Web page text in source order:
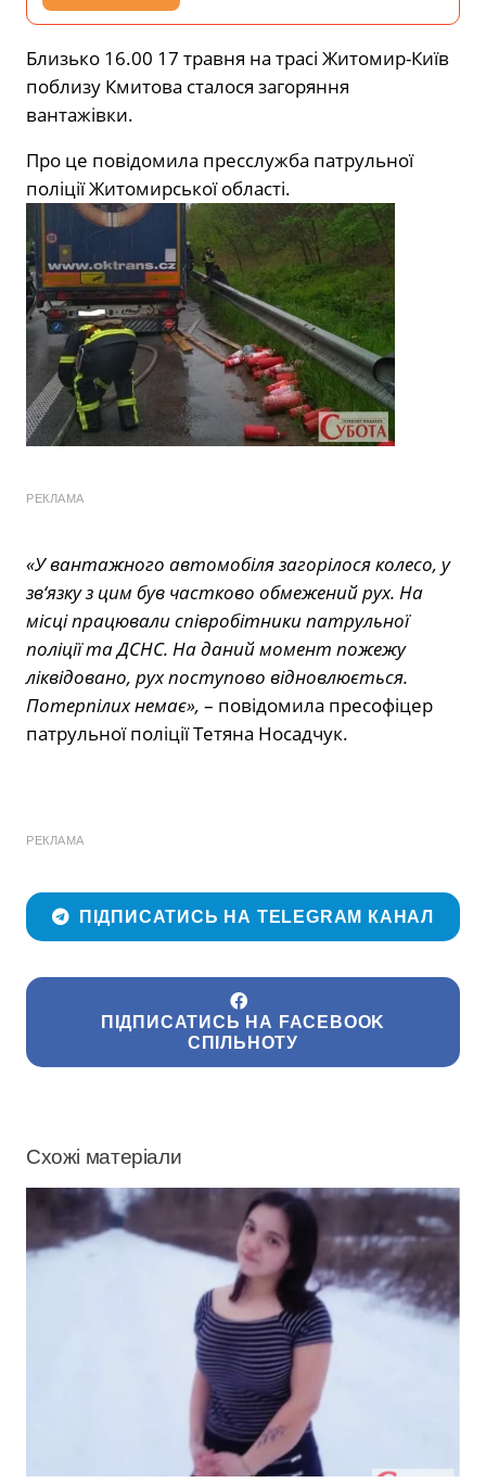
Близько 16.00 17 травня на трасі Житомир-Київ
поблизу Кмитова сталося загоряння
вантажівки.
Про це повідомила пресслужба патрульної
поліції Житомирської області.
РЕКЛАМА
«У вантажного автомобіля загорілося колесо, у
зв‘язку з цим був частково обмежений рух. На
місці працювали співробітники патрульної
поліції та ДСНС. На даний момент пожежу
ліквідовано, рух поступово відновлюється.
Потерпілих немає», – повідомила пресофіцер
патрульної поліції Тетяна Носадчук.
РЕКЛАМА
ПІДПИСАТИСЬ НА TELEGRAM КАНАЛ
ПІДПИСАТИСЬ НА FACEBOOK
СПІЛЬНОТУ
Схожі матеріали